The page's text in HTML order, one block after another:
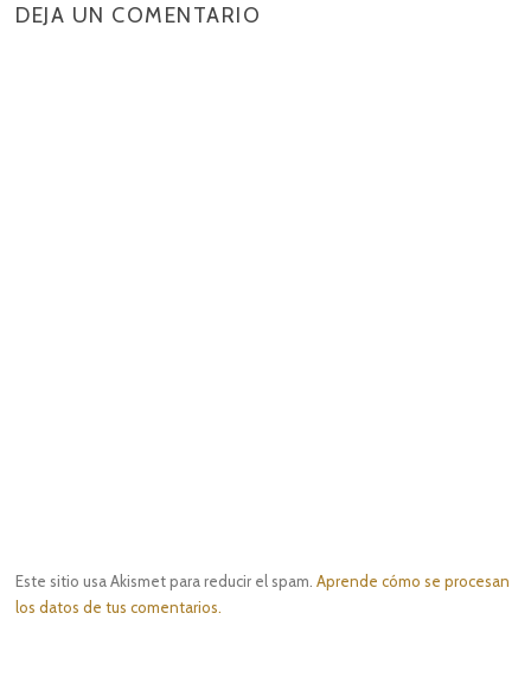
DEJA UN COMENTARIO
Este sitio usa Akismet para reducir el spam.Aprende cómo se procesan
los datos de tus comentarios.